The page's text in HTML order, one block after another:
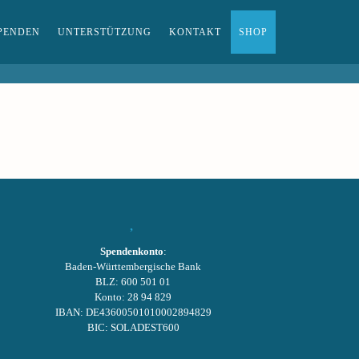
UNTERSTÜTZUNG KONTAKT SHOP
Spendenkonto:
Baden-Württembergische Bank
BLZ: 600 501 01
Konto: 28 94 829
IBAN: DE43600501010002894829
BIC: SOLADEST600